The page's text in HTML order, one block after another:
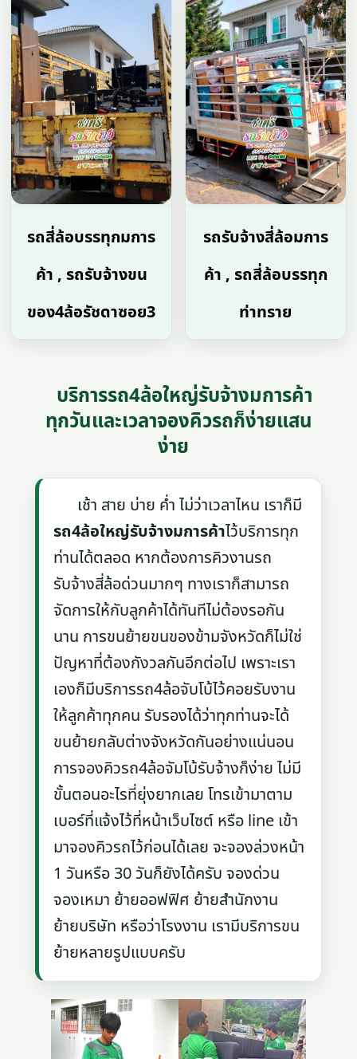
รถสี่ล้อบรรทุกมการ
ค้า , รถรับจ้างขน
ของ4ล้อรัชดาซอย3
รถรับจ้างสี่ล้อมการ
ค้า , รถสี่ล้อบรรทุก
ท่าทราย
บริการรถ4ล้อใหญ่รับจ้างมการค้า
ทุกวันและเวลาจองคิวรถก็ง่ายแสน
ง่าย
เช้า สาย บ่าย ค่ำ ไม่ว่าเวลาไหน เราก็มี
รถ4ล้อใหญ่รับจ้างมการค้าไว้บริการทุก
ท่านได้ตลอด หากต้องการคิวงานรถ
รับจ้างสี่ล้อด่วนมากๆ ทางเราก็สามารถ
จัดการให้กับลูกค้าได้ทันทีไม่ต้องรอกัน
นาน การขนย้ายขนของข้ามจังหวัดก็ไม่ใช่
ปัญหาที่ต้องกังวลกันอีกต่อไป เพราะเรา
เองก็มีบริการรถ4ล้อจับโบ้ไว้คอยรับงาน
ให้ลูกค้าทุกคน รับรองได้ว่าทุกท่านจะได้
ขนย้ายกลับต่างจังหวัดกันอย่างแน่นอน
การจองคิวรถ4ล้อจัมโบ้รับจ้างก็ง่าย ไม่มี
ขั้นตอนอะไรที่ยุ่งยากเลย โทรเข้ามาตาม
เบอร์ที่แจ้งไว้ที่หน้าเว็บไซต์ หรือ line เข้า
มาจองคิวรถไว้ก่อนได้เลย จะจองล่วงหน้า
1 วันหรือ 30 วันก็ยังได้ครับ จองด่วน
จองเหมา ย้ายออฟฟิศ ย้ายสำนักงาน
ย้ายบริษัท หรือว่าโรงงาน เรามีบริการขน
ย้ายหลายรูปแบบครับ